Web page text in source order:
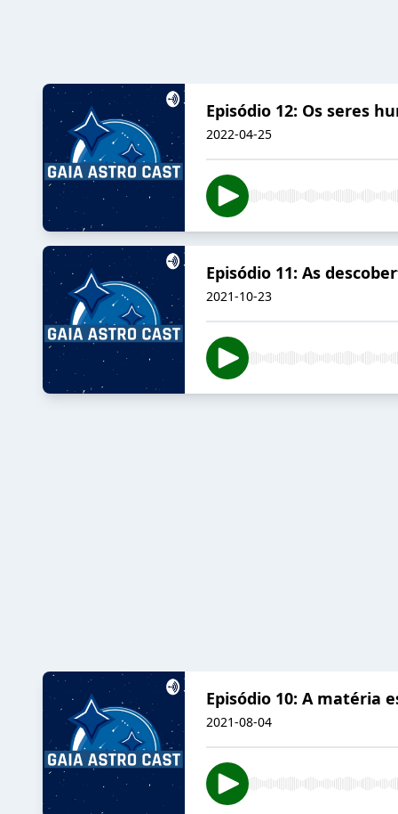
Episódio 12: Os seres
2022-04-25
Episódio 11: As
2021-10-23
Episódio 10: A matéria
2021-08-04